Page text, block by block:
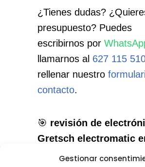
Gestionar
¿Tienes dudas?
presupuesto? Puedes
escribirnos por
llamarnos al 627 115
rellenar nuestro
contacto.
🎯 revisión de
Gretsch electromatic
Móstoles : el servicio que